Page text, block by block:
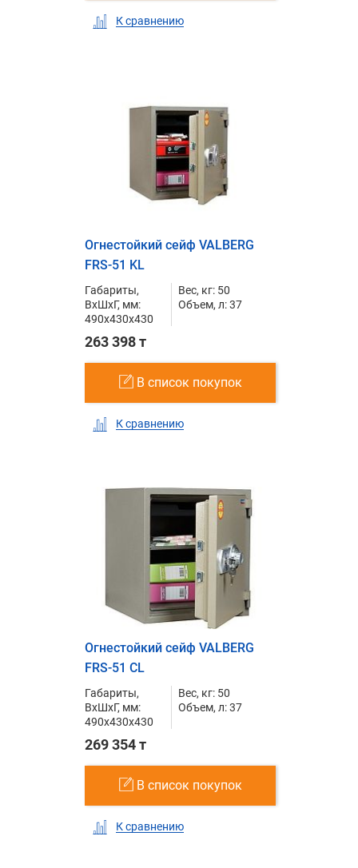
К сравнению
Огнестойкий сейф VALBERG
FRS-51 KL
Габариты,
ВxШxГ, мм:
490x430x430
Вес, кг: 50
Объем, л: 37
263 398 т
В список покупок
К сравнению
Огнестойкий сейф VALBERG
FRS-51 CL
Габариты,
ВxШxГ, мм:
490x430x430
Вес, кг: 50
Объем, л: 37
269 354 т
В список покупок
К сравнению